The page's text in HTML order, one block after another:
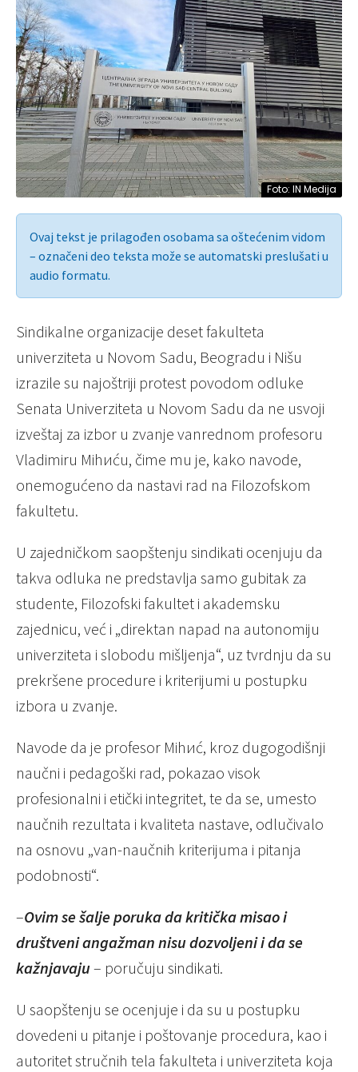
Foto: IN Medija
Ovaj tekst je prilagođen osobama sa oštećenim vidom
– označeni deo teksta može se automatski preslušati u
audio formatu.
Sindikalne organizacije deset fakulteta
univerziteta u Novom Sadu, Beogradu i Nišu
izrazile su najoštriji protest povodom odluke
Senata Univerziteta u Novom Sadu da ne usvoji
izveštaj za izbor u zvanje vanrednom profesoru
Vladimiru Mihиću, čime mu je, kako navode,
onemogućeno da nastavi rad na Filozofskom
fakultetu.
U zajedničkom saopštenju sindikati ocenjuju da
takva odluka ne predstavlja samo gubitak za
studente, Filozofski fakultet i akademsku
zajednicu, već i „direktan napad na autonomiju
univerziteta i slobodu mišljenja“, uz tvrdnju da su
prekršene procedure i kriterijumi u postupku
izbora u zvanje.
Navode da je profesor Mihиć, kroz dugogodišnji
naučni i pedagoški rad, pokazao visok
profesionalni i etički integritet, te da se, umesto
naučnih rezultata i kvaliteta nastave, odlučivalo
na osnovu „van-naučnih kriterijuma i pitanja
podobnosti“.
–Ovim se šalje poruka da kritička misao i
društveni angažman nisu dozvoljeni i da se
kažnjavaju– poručuju sindikati.
U saopštenju se ocenjuje i da su u postupku
dovedeni u pitanje i poštovanje procedura, kao i
autoritet stručnih tela fakulteta i univerziteta koja